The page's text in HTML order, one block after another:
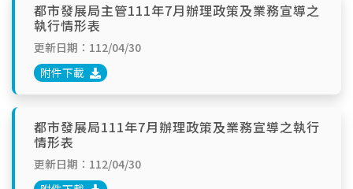
都市發展局主管111年7月辦理政策及業務宣導之
執行情形表
更新日期：112/04/30
附件下載
都市發展局111年7月辦理政策及業務宣導之執行
情形表
更新日期：112/04/30